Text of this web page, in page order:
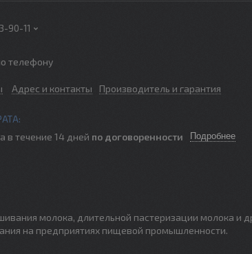
90-11
телефону
Адрес и контакты Производитель и гарантия
в течение 14 дней по договоренности Подробнее
молока, длительной пастеризации молока и
на предприятиях пищевой промышленности.